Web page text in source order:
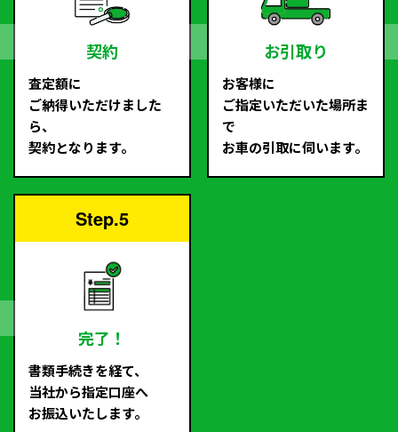
契約
査定額に
ご納得いただけました
ら、
契約となります。
お引取り
お客様に
ご指定いただいた場所ま
で
お車の引取に伺います。
Step.5
完了！
書類手続きを経て、
当社から指定口座へ
お振込いたします。